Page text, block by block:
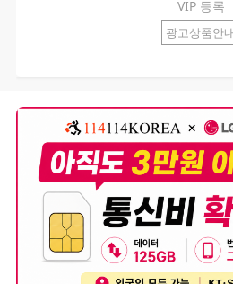
VIP 등록
광고상품안내